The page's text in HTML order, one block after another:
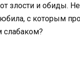
злости и обиды.
с которым
слабаком?